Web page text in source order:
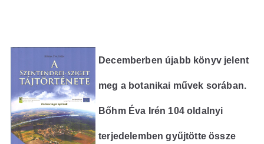
Decemberben újabb könyv jelent
meg a botanikai művek sorában.
Bőhm Éva Irén 104 oldalnyi
terjedelemben gyűjtötte össze